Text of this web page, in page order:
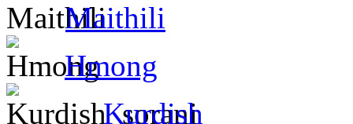
Maithili
Hmong
Kurdish